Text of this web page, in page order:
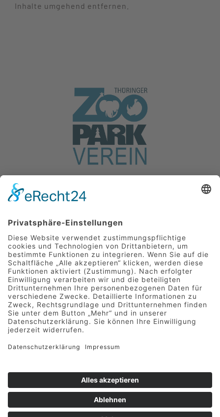
Inhalte umgehend entfernen.
Am Zoopark 1, 99087 Erfurt
GESCHICHTE
MITGLIED WERDEN
KONTAKT
ZOOPARK STIFTUNG
ZOOPARK ERFURT
BEITRITTSERKLÄRUNG
IMPRESSUM
© Copyright 2026 Verein der Zooparkfreunde in Erfurt
e.V. | Layout & Entwicklung